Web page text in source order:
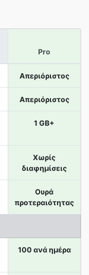
Pro
Απεριόριστος
Απεριόριστος
1 GB+
Χωρίς
διαφημίσεις
Ουρά
προτεραιότητας
100 ανά ημέρα